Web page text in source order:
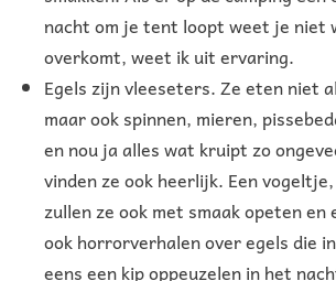
nacht om je tent loopt weet je niet
overkomt, weet ik uit ervaring.
Egels zijn vleeseters. Ze eten niet
maar ook spinnen, mieren,
en nou ja alles wat kruipt zo
vinden ze ook heerlijk. Een
zullen ze ook met smaak opeten en
ook horrorverhalen over egels die
eens een kip oppeuzelen in het